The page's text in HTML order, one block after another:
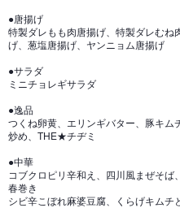
●唐揚げ
特製ダレもも肉唐揚げ、特製ダレむ
げ、葱塩唐揚げ、ヤンニョム唐揚げ
●サラダ
ミニチョレギサラダ
●逸品
つくね卵黄、エリンギバター、豚キ
炒め、THE★チヂミ
●中華
コブクロピリ辛和え、四川風まぜそば
春巻き
シビ辛こぼれ麻婆豆腐、くらげキムチ